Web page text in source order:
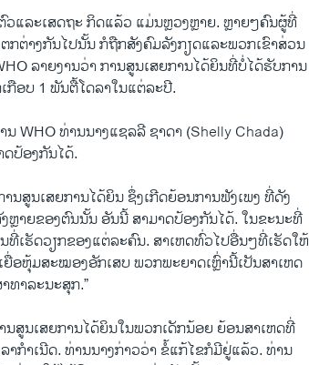
ວແລະເສດຖະ ກິດແລ້ວ ແມ່ນຫຼວງຫຼາຍ. ຫຼາຍໆຄົນຜູ້ທີ່
ຕ່າງກັນໄປນັ້ນ ກໍຖືກສັງຄົມລັງກຽດແລະພວກເຂົາສ່ວນ
ລາຍງານວ່າ ການສູນເສຍການໄດ້ຍິນທີ່ບໍ່ໄດ້ຮັບການ
ກືອບ 1 ພັນຕື້ໂດລາໃນແຕ່ລະປີ.
WHO ທ່ານນາງແຊລລີ ຊາດາ (Shelly Chada)
ປ້ອງກັນໄດ້.
ນສູນເສຍການໄດ້ຍິນ ຊຶ່ງເກີດຍ້ອນການຟັງເພງ ທີ່ດັງ
າຍຂອງຕົນນັ້ນ ອັນນີ້ ສາມາດປ້ອງກັນໄດ້. ໃນຂະນະທີ່
ທີ່ເຮັດວຽກຂອງແຕ່ລະຄົນ. ສາເຫດທົ່ວໄປອື່ນໆທີ່ເຮັດໃຫ້
ອຫຸ້ມສະໝອງອັກເສບ ພວກພະຍາດເຫຼົ່ານີ້ເປັນສາເຫດ
ທາລະນະສຸກ.”
ນສູນເສຍການໄດ້ຍິນໃນພວກເດັກນ້ອຍ ຍ້ອນສາເຫດທີ່
ກຳເນີດ. ທ່ານນາງກ່າວວ່າ ຂໍ້ແກ້ໄຂກໍມີຢູ່ແລ້ວ. ທ່ານ